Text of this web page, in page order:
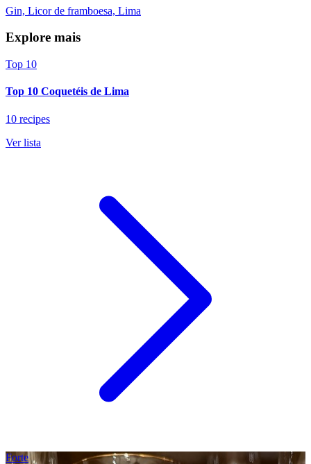
Gin, Licor de framboesa, Lima
Explore mais
Top 10
Top 10 Coquetéis de Lima
10 recipes
Ver lista
Forte